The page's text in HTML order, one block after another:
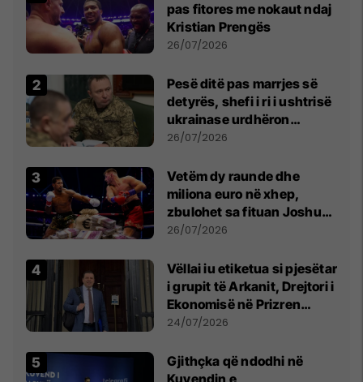
pas fitores me nokaut ndaj
Kristian Prengës
26/07/2026
Pesë ditë pas marrjes së
detyrës, shefi i ri i ushtrisë
ukrainase urdhëron
kontroll të madh
26/07/2026
Vetëm dy raunde dhe
miliona euro në xhep,
zbulohet sa fituan Joshua
e Prenga
26/07/2026
Vëllai iu etiketua si pjesëtar
i grupit të Arkanit, Drejtori i
Ekonomisë në Prizren
mohon pretendimet
24/07/2026
Gjithçka që ndodhi në
Kuvendin e